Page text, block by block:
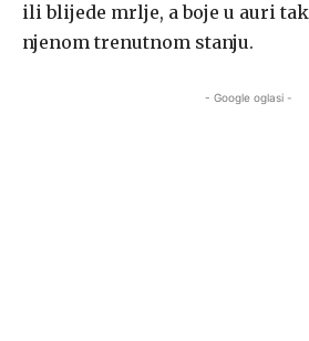
ili blijede mrlje, a boje u auri
njenom trenutnom stanju.
- Google oglasi -